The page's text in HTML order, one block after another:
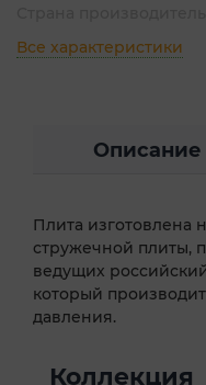
Все характеристики
Описание
Плита изготовлена
стружечной плиты,
ведущих
который
давления.
Коллекция